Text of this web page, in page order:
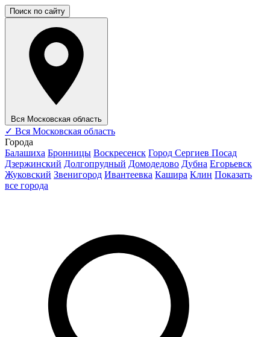
Поиск по сайту
Вся Московская область
✓ Вся Московская область
Города
Балашиха Бронницы Воскресенск Город Сергиев Посад
Дзержинский Долгопрудный Домодедово Дубна Егорьевск
Жуковский Звенигород Ивантеевка Кашира Клин Показать
все города